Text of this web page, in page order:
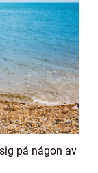
på någon av